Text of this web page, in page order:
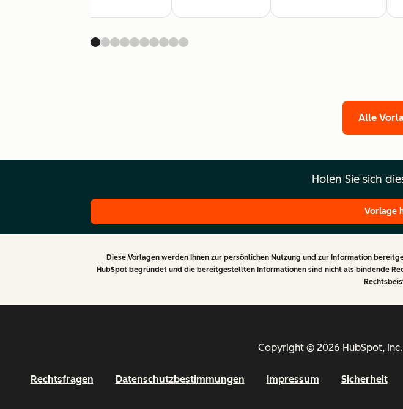
Alle
Holen Sie sich
Vorlage
Diese Vorlagen werden Ihnen zur persönlichen Nutzung und zur Information
HubSpot begründet und die bereitgestellten Informationen sind nicht als bindende
Copyright © 2026 HubSpot, Inc.
Rechtsfragen Datenschutzbestimmungen Impressum Sicherheit